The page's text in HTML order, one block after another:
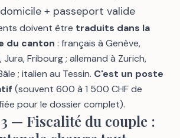
+ passeport valide
doivent être traduits dans la
du canton : français à Genève,
Jura, Fribourg ; allemand à Zurich,
; italien au Tessin. C'est un poste
(souvent 600 à 1 500 CHF de
pour le dossier complet).
— Fiscalité du couple :